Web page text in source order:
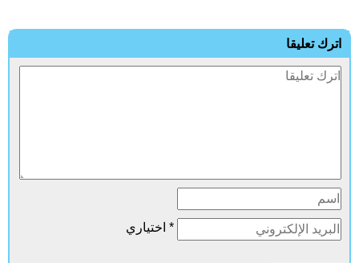
اترك تعليقا
* اختياري